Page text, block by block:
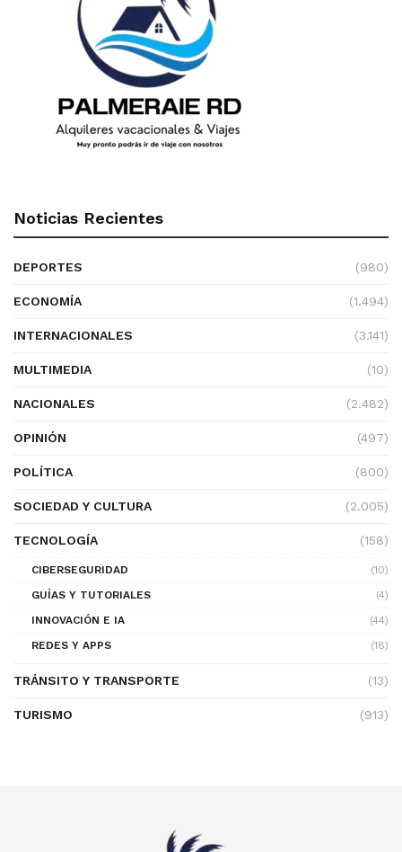
Noticias Recientes
DEPORTES (980)
ECONOMÍA (1.494)
INTERNACIONALES (3.141)
MULTIMEDIA (10)
NACIONALES (2.482)
OPINIÓN (497)
POLÍTICA (800)
SOCIEDAD Y CULTURA (2.005)
TECNOLOGÍA (158)
CIBERSEGURIDAD
(10)
GUÍAS Y TUTORIALES
(4)
INNOVACIÓN E IA
(44)
REDES Y APPS
(18)
TRÁNSITO Y TRANSPORTE (13)
TURISMO (913)